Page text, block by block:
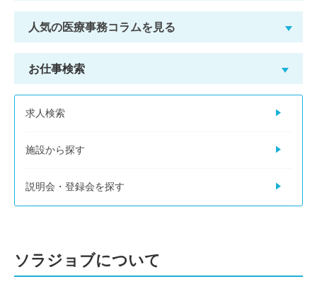
人気の医療事務コラムを見る
お仕事検索
求人検索
施設から探す
説明会・登録会を探す
ソラジョブについて